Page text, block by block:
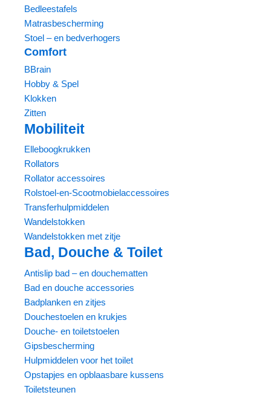
Bedleestafels
Matrasbescherming
Stoel – en bedverhogers
Comfort
BBrain
Hobby & Spel
Klokken
Zitten
Mobiliteit
Elleboogkrukken
Rollators
Rollator accessoires
Rolstoel-en-Scootmobielaccessoires
Transferhulpmiddelen
Wandelstokken
Wandelstokken met zitje
Bad, Douche & Toilet
Antislip bad – en douchematten
Bad en douche accessories
Badplanken en zitjes
Douchestoelen en krukjes
Douche- en toiletstoelen
Gipsbescherming
Hulpmiddelen voor het toilet
Opstapjes en opblaasbare kussens
Toiletsteunen